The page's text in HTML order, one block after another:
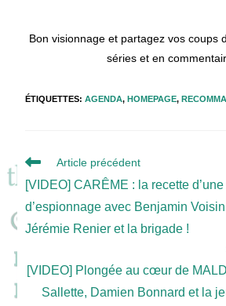
Bon visionnage et partagez vos coups
séries et en
ÉTIQUETTES:AGENDA, HOMEPAGE,
Read
articles
Article précédent
[VIDEO] CARÊME : la recette
d’espionnage avec Benjamin
Jérémie Renier et la brigade !
[VIDEO] Plongée au cœur de
Sallette, Damien Bonnard et la